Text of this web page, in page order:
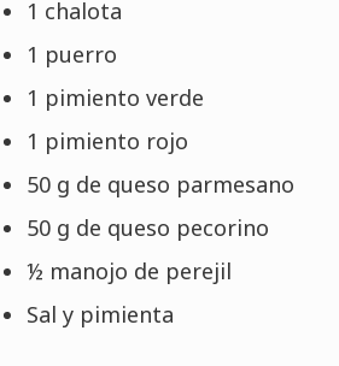
1 chalota
1 puerro
1 pimiento verde
1 pimiento rojo
50 g de queso parmesano
50 g de queso pecorino
½ manojo de perejil
Sal y pimienta